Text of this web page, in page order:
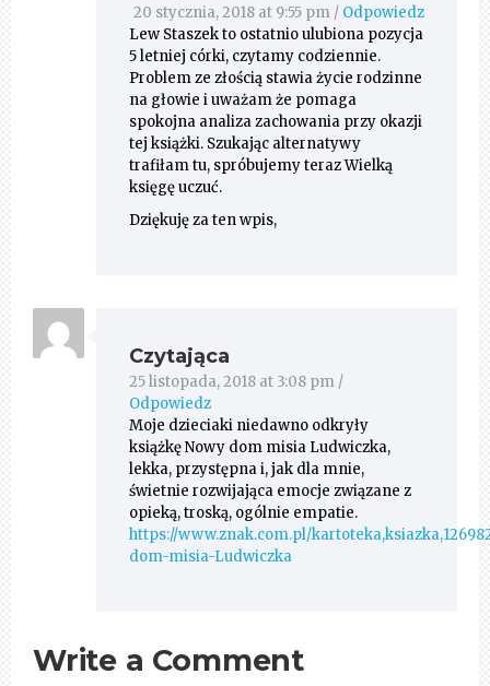
20 stycznia, 2018 at 9:55 pm / Odpowiedz
Lew Staszek to ostatnio ulubiona pozycja
5 letniej córki, czytamy codziennie.
Problem ze złością stawia życie rodzinne
na głowie i uważam że pomaga
spokojna analiza zachowania przy okazji
tej książki. Szukając alternatywy
trafiłam tu, spróbujemy teraz Wielką
księgę uczuć.
Dziękuję za ten wpis,
Czytająca
25 listopada, 2018 at 3:08 pm /
Odpowiedz
Moje dzieciaki niedawno odkryły
książkę Nowy dom misia Ludwiczka,
lekka, przystępna i, jak dla mnie,
świetnie rozwijająca emocje związane z
opieką, troską, ogólnie empatie.
https://www.znak.com.pl/
dom-misia-Ludwiczka
Write a Comment